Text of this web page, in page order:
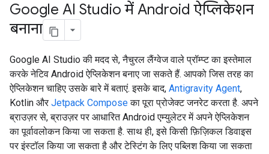
Google AI Studio में Android ऐप्लिकेशन
बनाना
Google AI Studio की मदद से, नैचुरल लैंग्वेज वाले प्रॉम्प्ट का इस्तेमाल
करके नेटिव Android ऐप्लिकेशन बनाए जा सकते हैं. आपको जिस तरह का
ऐप्लिकेशन चाहिए उसके बारे में बताएं. इसके बाद, Antigravity Agent,
Kotlin और Jetpack Composeका पूरा प्रोजेक्ट जनरेट करता है. अपने
ब्राउज़र से, ब्राउज़र पर आधारित Android एम्युलेटर में अपने ऐप्लिकेशन
का पूर्वावलोकन किया जा सकता है. साथ ही, इसे किसी फ़िज़िकल डिवाइस
पर इंस्टॉल किया जा सकता है और टेस्टिंग के लिए पब्लिश किया जा सकता